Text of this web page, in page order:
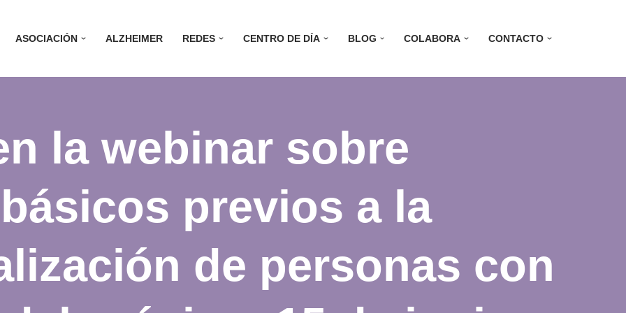
ASOCIACIÓN ALZHEIMER REDES CENTRO DE DÍA BLOG COLABORA CONTACTO
la webinar sobre
previos a la
de personas con